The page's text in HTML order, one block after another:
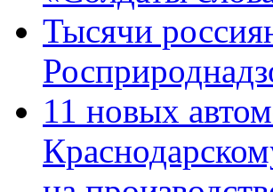
Тысячи
11 новых